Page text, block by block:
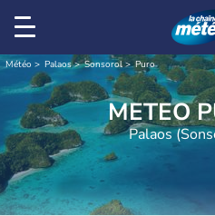
Météo Palaos Sonsorol Puro
Palaos